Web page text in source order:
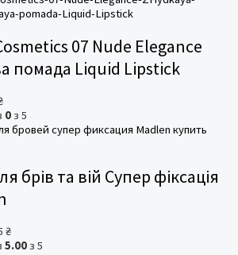
07 Nude Elegance
помада Liquid Lipstick
0 з 5
брів та вій Супер фіксація
₴
5.00 з 5